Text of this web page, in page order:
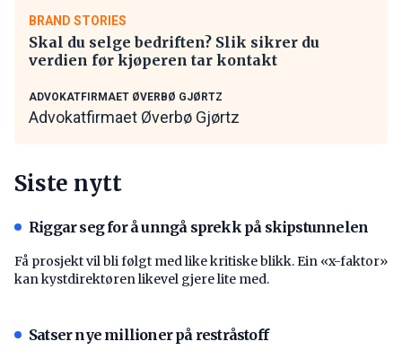
BRAND STORIES
Skal du selge bedriften? Slik sikrer du
verdien før kjøperen tar kontakt
ADVOKATFIRMAET ØVERBØ GJØRTZ
Advokatfirmaet Øverbø Gjørtz
Siste nytt
Riggar seg for å unngå sprekk på skipstunnelen
Få prosjekt vil bli følgt med like kritiske blikk. Ein «x-faktor»
kan kystdirektøren likevel gjere lite med.
Satser nye millioner på restråstoff